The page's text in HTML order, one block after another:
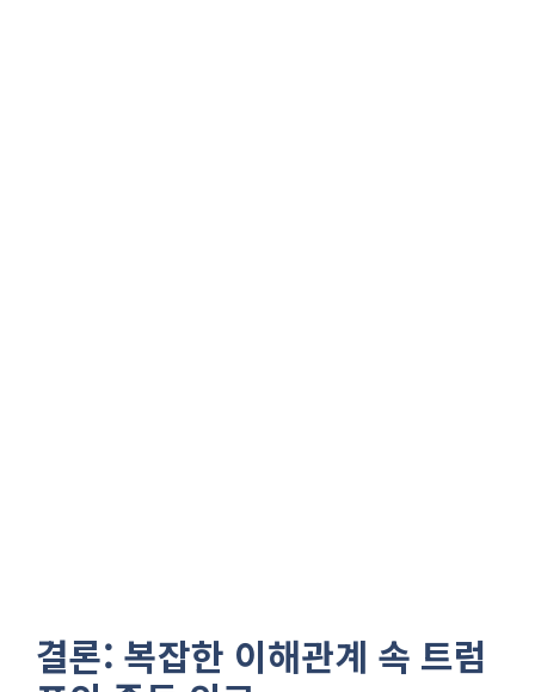
결론: 복잡한 이해관계 속 트럼